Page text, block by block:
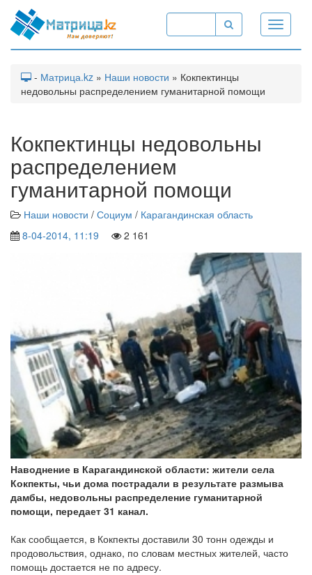
Toggle
- Матрица.kz » Наши новости » Кокпектинцы
недовольны распределением гуманитарной помощи
Кокпектинцы недовольны
распределением
гуманитарной помощи
Наши новости / Социум / Карагандинская область
8-04-2014, 11:19
2 161
Наводнение в Карагандинской области: жители села
Кокпекты, чьи дома пострадали в результате размыва
дамбы, недовольны распределение гуманитарной
помощи, передает 31 канал.
Как сообщается, в Кокпекты доставили 30 тонн одежды и
продовольствия, однако, по словам местных жителей, часто
помощь достается не по адресу.